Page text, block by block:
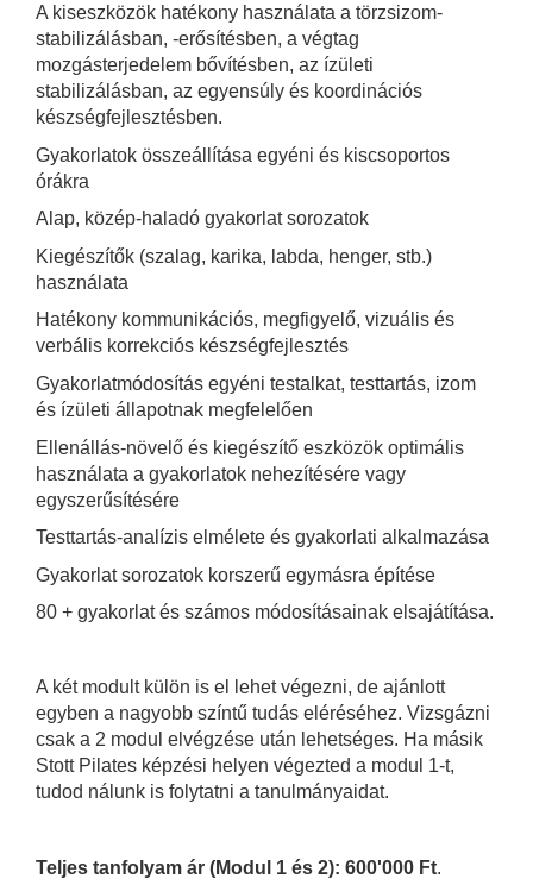
A kiseszközök hatékony használata a törzsizom-
stabilizálásban, -erősítésben, a végtag
mozgásterjedelem bővítésben, az ízületi
stabilizálásban, az egyensúly és koordinációs
készségfejlesztésben.
Gyakorlatok összeállítása egyéni és kiscsoportos
órákra
Alap, közép-haladó gyakorlat sorozatok
Kiegészítők (szalag, karika, labda, henger, stb.)
használata
Hatékony kommunikációs, megfigyelő, vizuális és
verbális korrekciós készségfejlesztés
Gyakorlatmódosítás egyéni testalkat, testtartás, izom
és ízületi állapotnak megfelelően
Ellenállás-növelő és kiegészítő eszközök optimális
használata a gyakorlatok nehezítésére vagy
egyszerűsítésére
Testtartás-analízis elmélete és gyakorlati alkalmazása
Gyakorlat sorozatok korszerű egymásra építése
80 + gyakorlat és számos módosításainak elsajátítása.
A két modult külön is el lehet végezni, de ajánlott
egyben a nagyobb színtű tudás eléréséhez. Vizsgázni
csak a 2 modul elvégzése után lehetséges. Ha másik
Stott Pilates képzési helyen végezted a modul 1-t,
tudod nálunk is folytatni a tanulmányaidat.
Teljes tanfolyam ár (Modul 1 és 2): 600'000 Ft.